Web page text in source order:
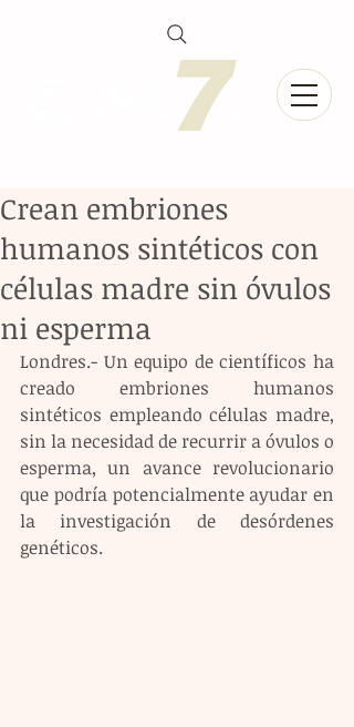
Crean embriones
humanos sintéticos con
células madre sin óvulos
ni esperma
Londres.- Un equipo de científicos ha
creado embriones humanos
sintéticos empleando células madre,
sin la necesidad de recurrir a óvulos o
esperma, un avance revolucionario
que podría potencialmente ayudar en
la investigación de desórdenes
genéticos.